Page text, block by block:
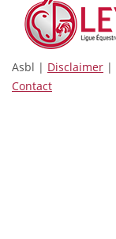
Asbl | Disclaimer |
Contact